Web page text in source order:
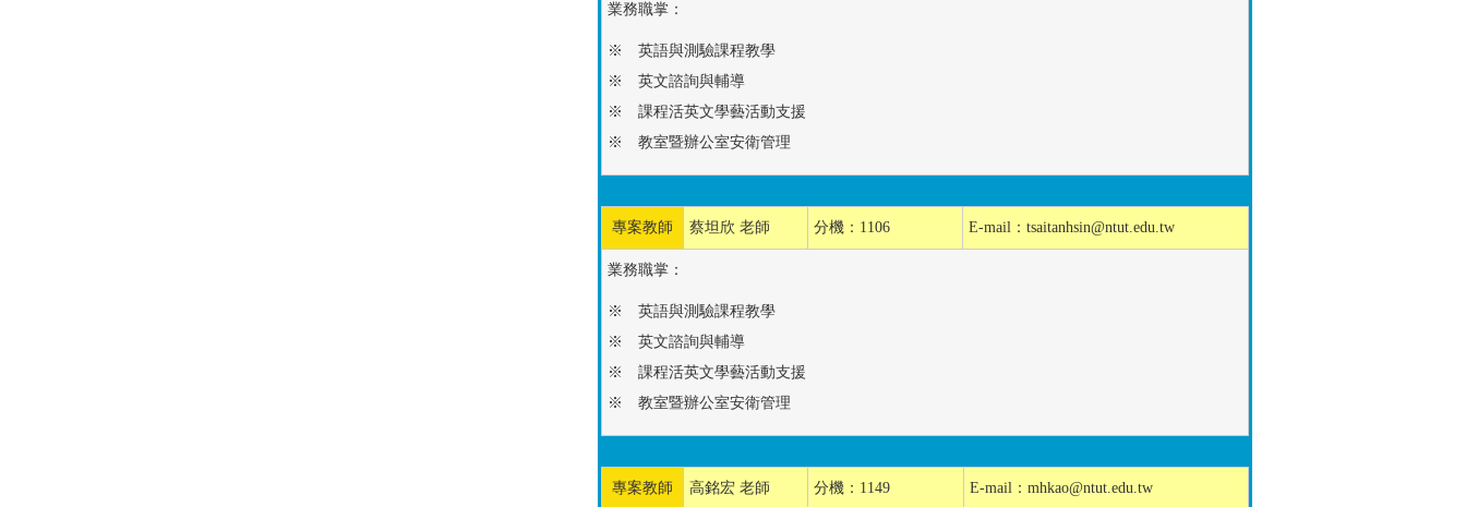
業務職掌：
※ 英語與測驗課程教學
※ 英文諮詢與輔導
※ 課程活英文學藝活動支援
※ 教室暨辦公室安衛管理
專案教師 蔡坦欣 老師 分機：1106 E-mail： tsaitanhsin@ntut.edu.tw
業務職掌：
※ 英語與測驗課程教學
※ 英文諮詢與輔導
※ 課程活英文學藝活動支援
※ 教室暨辦公室安衛管理
專案教師 高銘宏 老師 分機：1149 E-mail： mhkao@ntut.edu.tw